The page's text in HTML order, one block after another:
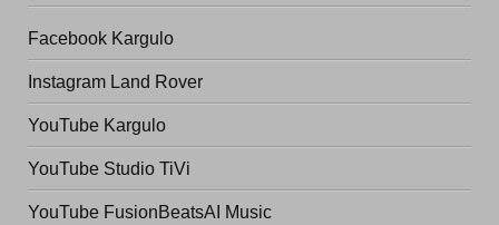
Facebook Kargulo
Instagram Land Rover
YouTube Kargulo
YouTube Studio TiVi
YouTube FusionBeatsAI Music